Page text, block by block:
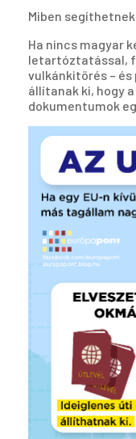
Miben
Ha nincs magyar
letartóztatással,
vulkánkitörés –
állítanak ki, hogy
dokumentumok